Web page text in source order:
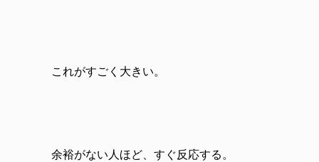
これがすごく大きい。
余裕がない人ほど、すぐ反応する。